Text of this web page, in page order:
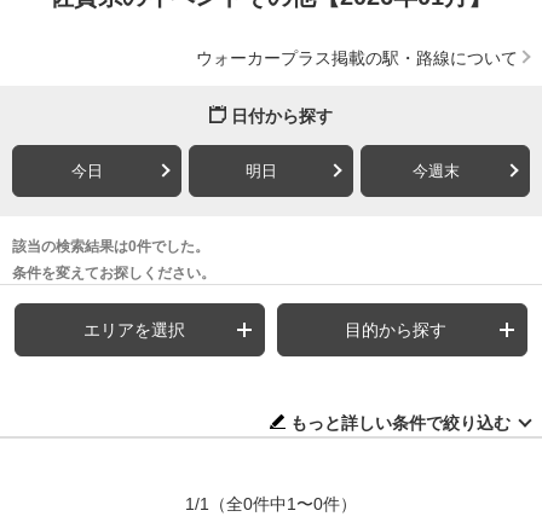
ウォーカープラス掲載の駅・路線について
日付から探す
今日 明日 今週末
該当の検索結果は0件でした。
条件を変えてお探しください。
エリアを選択 目的から探す
もっと詳しい条件で絞り込む
1/1 （全0件中1〜0件）